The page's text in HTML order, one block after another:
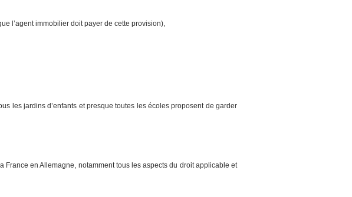
l’agent immobilier doit payer de cette provision),
les jardins d’enfants et presque toutes les écoles proposent de garder
en Allemagne, notamment tous les aspects du droit applicable et